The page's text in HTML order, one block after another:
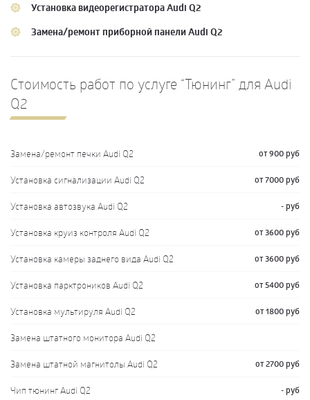
Установка видеорегистратора Audi Q2
Замена/ремонт приборной панели Audi Q2
Стоимость работ по услуге “Тюнинг” для Audi
Q2
Замена/ремонт печки Audi Q2 от 900 руб
Установка сигнализации Audi Q2 от 7000 руб
Установка автозвука Audi Q2 - руб
Установка круиз контроля Audi Q2 от 3600 руб
Установка камеры заднего вида Audi Q2 от 3600 руб
Установка парктроников Audi Q2 от 5400 руб
Установка мультируля Audi Q2 от 1800 руб
Замена штатного монитора Audi Q2
Замена штатной магнитолы Audi Q2 от 2700 руб
Чип тюнинг Audi Q2 - руб